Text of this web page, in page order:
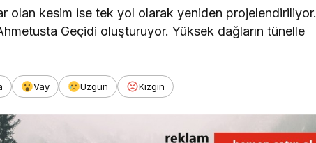
olan kesim ise tek yol olarak yeniden projelendiriliyor.
Geçidi oluşturuyor. Yüksek dağların tünelle
Vay Üzgün Kızgın